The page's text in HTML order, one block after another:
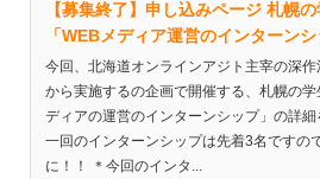
【募集終了】申し込みページ 札幌
「WEBメディア運営のインターンシ
今回、北海道オンラインアジト主宰の深
から実施するの企画で開催する、札幌の
ディアの運営のインターンシップ」の詳
一回のインターンシップは先着3名ですの
に！！ ＊今回のインタ...